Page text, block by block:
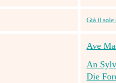
Già il sole
Ave
An
Die